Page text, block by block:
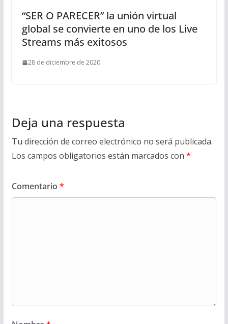
“SER O PARECER” la unión virtual
global se convierte en uno de los Live
Streams más exitosos
28 de diciembre de 2020
Deja una respuesta
Tu dirección de correo electrónico no será publicada.
Los campos obligatorios están marcados con *
Comentario *